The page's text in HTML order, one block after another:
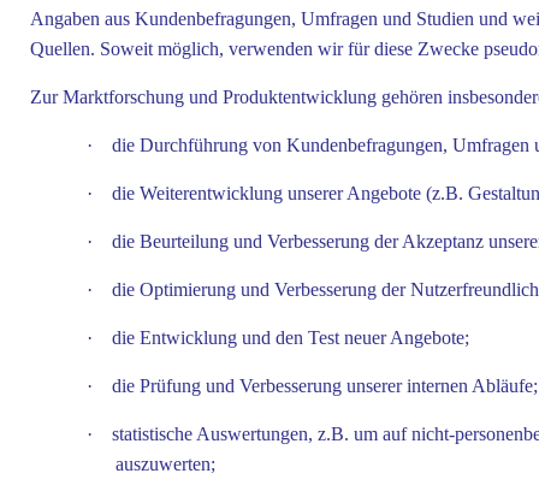
Angaben aus Kundenbefragungen, Umfragen und Studien und
Quellen. Soweit möglich, verwenden wir für diese Zwecke
Zur Marktforschung und Produktentwicklung gehören
· die Durchführung von Kundenbefragungen, Umfragen
· die Weiterentwicklung unserer Angebote (z.B.
· die Beurteilung und Verbesserung der Akzeptanz
· die Optimierung und Verbesserung der
· die Entwicklung und den Test neuer Angebote;
· die Prüfung und Verbesserung unserer internen Abläufe;
·
statistische Auswertungen, z.B. um auf nicht-
auszuwerten;